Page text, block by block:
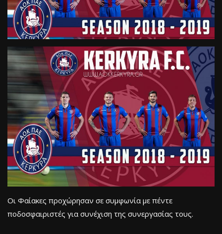
Οι Φαίακες προχώρησαν σε συμφωνία με πέντε
ποδοσφαιριστές για συνέχιση της συνεργασίας τους.